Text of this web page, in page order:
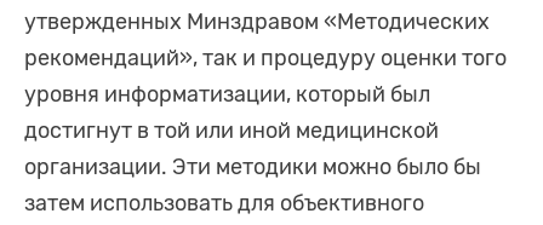
утвержденных Минздравом «Методических
рекомендаций», так и процедуру оценки того
уровня информатизации, который был
достигнут в той или иной медицинской
организации. Эти методики можно было бы
затем использовать для объективного